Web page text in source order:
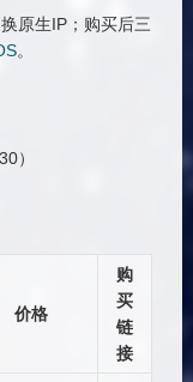
原生IP；购买后三
。
）
价格
购
买
链
接